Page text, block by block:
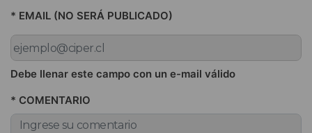
* EMAIL (NO SERÁ PUBLICADO)
Debe llenar este campo con un e-mail válido
* COMENTARIO